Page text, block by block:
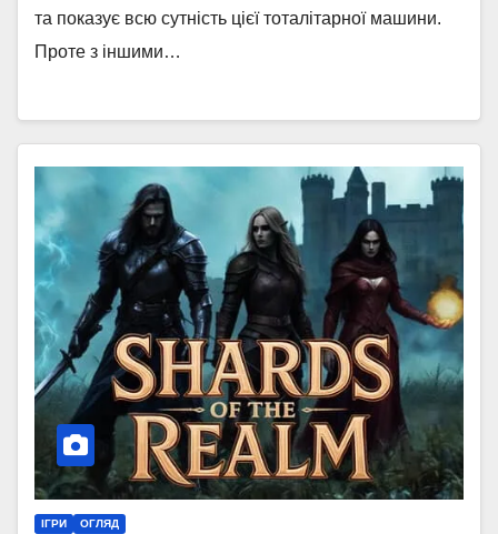
та показує всю сутність цієї тоталітарної машини.
Проте з іншими…
ІГРИ ОГЛЯД